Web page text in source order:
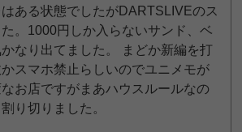
ある状態でしたがDARTSLIVEのス
。1000円しか入らないサンド、ベ
なり出てました。 まどか新編を打
スマホ禁止らしいのでユニメモが
お店ですがまあハウスルールなの
り切りました。